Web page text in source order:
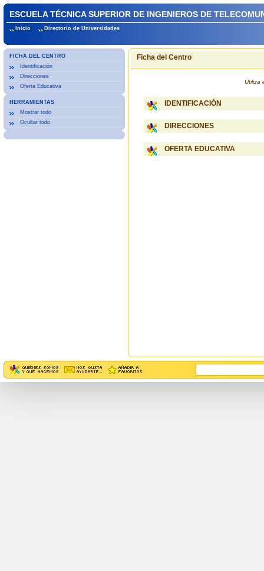
ESCUELA TÉCNICA SUPERIOR DE INGENIEROS DE
Inicio Directorio de Universidades
FICHA DEL CENTRO
Identificación
Direcciones
Oferta Educativa
HERRAMIENTAS
Mostrar todo
Ocultar todo
Ficha del Centro
Utiliza
IDENTIFICACIÓN
DIRECCIONES
OFERTA EDUCATIVA